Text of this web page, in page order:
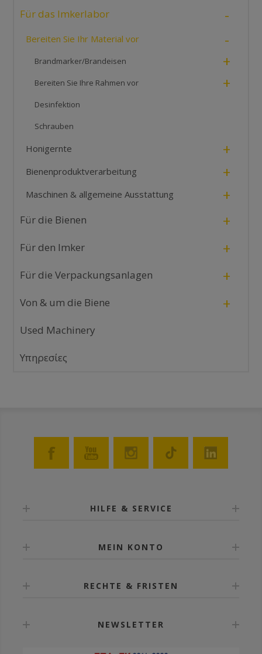
Für das Imkerlabor -
Bereiten Sie Ihr Material vor -
Brandmarker/Brandeisen +
Bereiten Sie Ihre Rahmen vor +
Desinfektion
Schrauben
Honigernte +
Bienenproduktverarbeitung +
Maschinen & allgemeine Ausstattung +
Für die Bienen +
Für den Imker +
Für die Verpackungsanlagen +
Von & um die Biene +
Used Machinery
Υπηρεσίες
HILFE & SERVICE
MEIN KONTO
RECHTE & FRISTEN
NEWSLETTER